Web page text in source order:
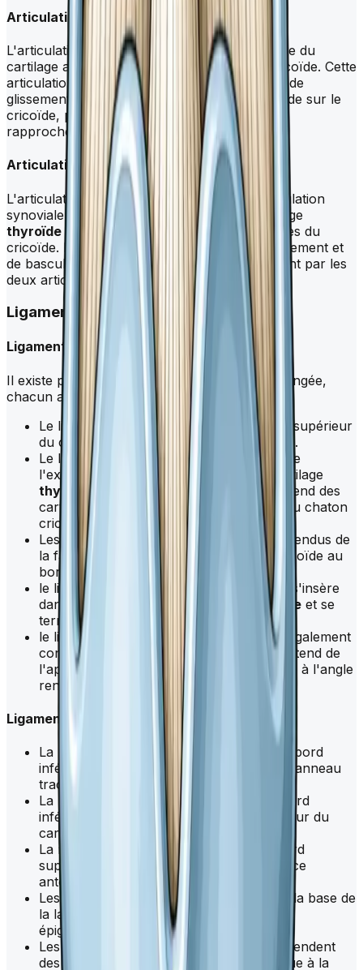
Articulation crico-aryténoïdienne
L'articulation crico-aryténoïdienne relie la base du
cartilage aryténoïde au bord supérieur du cricoïde. Cette
articulation est responsable des mouvements de
glissement et de rotation du cartilage aryténoïde sur le
cricoïde, permettant ainsi l'éloignement ou le
rapprochement des cordes vocales.
Articulation crico-thyroïdienne
L'articulation crico-thyroïdienne est une articulation
synoviale qui relie les petites cornes du cartilage
thyroïdeaux facettes articulaires thyroïdiennes du
cricoïde. Elle permet des mouvements de glissement et
de bascule autour d'un axe transversal passant par les
deux articulations.
Ligament dularynx
Ligaments intrinsèques
Il existe plusieurs ligaments dans la région laryngée,
chacun ayant une fonction spécifique.
Le ligament crico-thyroïdien relie le bord supérieur
du cricoïde au bord inférieur du
thyroïde.
Le ligament thyro-épiglottique est tendu de
l'extrémité inférieure de l'épiglotte au cartilage
thyroïde
, tandis que le ligament jugal s'étend des
cartilages corniculés au bord supérieur du chaton
cricoïdien.
Les ligaments aryténo-épiglottiques sont tendus de
la face antéro-externe du cartilage aryténoïde au
bord latéral du cartilage épiglottique.
le ligament thyro-aryténoïdien supérieur s'insère
dans l'angle rentrant du cartilage
thyroïde et se
termine sur le cartilage aryténoïde
le ligament thyro-aryténoïdien inférieur, également
connu sous le nom de ligament vocal, s'étend de
l'apophyse vocale du cartilage aryténoïde à l'angle
rentrant du cartilage
thyroïde
Ligaments extrinsèques
La membrane crico-trachéale s'étend du bord
inférieur du cartilage cricoïde au premier anneau
trachéal.
La membrane thyro-hyoïdienne unit le bord
inférieur de l'
os hyoïde et le bord supérieur du
cartilage
La membrane hyo-épiglottique relie le bord
supérieur du corps de l'
à la face
antérieure du cartilage épiglottique.
Les ligaments glosso-épiglottiques relient la base de
la langue à la face antérieure du cartilage
épiglottique.
Les ligaments pharyngo-épiglottiques s'étendent
des bords latéraux du cartilage épiglottique à la